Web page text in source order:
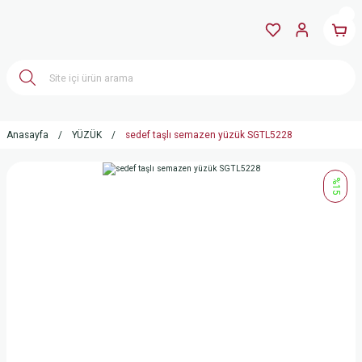
Anasayfa YÜZÜK sedef taşlı semazen yüzük SGTL5228
%15